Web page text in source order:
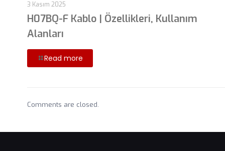
3 Kasım 2025
H07BQ-F Kablo | Özellikleri, Kullanım
Alanları
Read more
Comments are closed.